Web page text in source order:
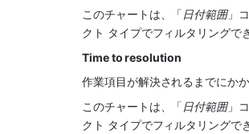
このチャートは、「日付範囲」
クト タイプでフィルタリングで
Time to resolution
作業項目が解決されるまでにか
このチャートは、「日付範囲」
クト タイプでフィルタリングで